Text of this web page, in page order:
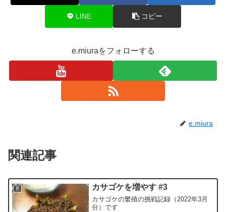
LINE コピー
e.miuraをフォローする
e.miura
関連記事
苔 カサゴケを増やす #3
カサゴケの繁殖の挑戦記録（2022年3月
分）です